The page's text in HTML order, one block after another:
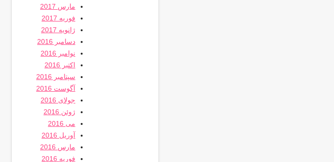
مارس 2017
فوریه 2017
ژانویه 2017
دسامبر 2016
نوامبر 2016
اکتبر 2016
سپتامبر 2016
آگوست 2016
جولای 2016
ژوئن 2016
می 2016
آوریل 2016
مارس 2016
فوریه 2016